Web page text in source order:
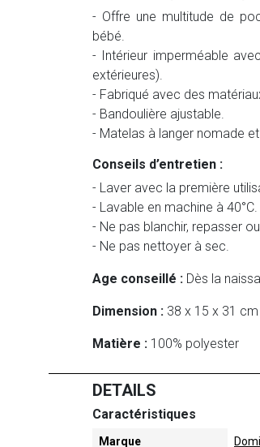
- Offre une multitude de
bébé.
- Intérieur imperméable
extérieures).
- Fabriqué avec des
- Bandoulière ajustable.
- Matelas à langer nomade
Conseils d’entretien :
- Laver avec la première
- Lavable en machine à 40°C.
- Ne pas blanchir, repasser
- Ne pas nettoyer à sec.
Age conseillé : Dès la
Dimension : 38 x 15 x 31 cm
Matière : 100% polyester
DETAILS
Caractéristiques
Marque